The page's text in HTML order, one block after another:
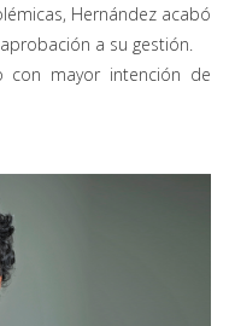
Hernández acabó
a su gestión.
con mayor intención de